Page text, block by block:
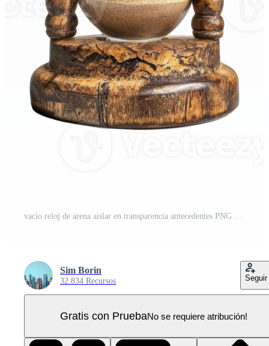
vacío reloj de arena aislar en transparencia antecedentes PNG Pro
Sim Borin
32.834 Recursos Seguir
Gratis con PruebaNo se requiere atribución!